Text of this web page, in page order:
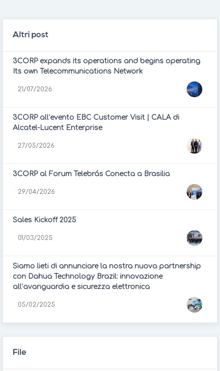
Altri post
3CORP expands its operations and begins operating
Its own Telecommunications Network
21/07/2026
3CORP all’evento EBC Customer Visit | CALA di
Alcatel-Lucent Enterprise
27/05/2026
3CORP al Forum Telebrás Conecta a Brasilia
29/04/2026
Sales Kickoff 2025
01/03/2025
Siamo lieti di annunciare la nostra nuova partnership
con Dahua Technology Brazil: innovazione
all’avanguardia e sicurezza elettronica
05/02/2025
File